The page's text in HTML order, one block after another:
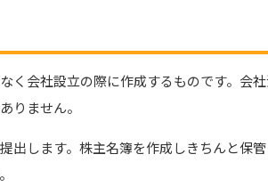
く会社設立の際に作成するものです。会
りません。
出します。株主名簿を作成しきちんと保